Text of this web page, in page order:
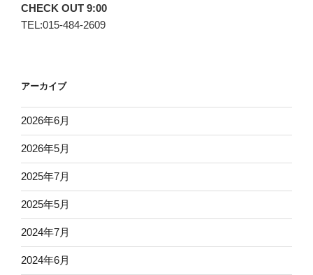
CHECK OUT 9:00
TEL:015-484-2609
アーカイブ
2026年6月
2026年5月
2025年7月
2025年5月
2024年7月
2024年6月